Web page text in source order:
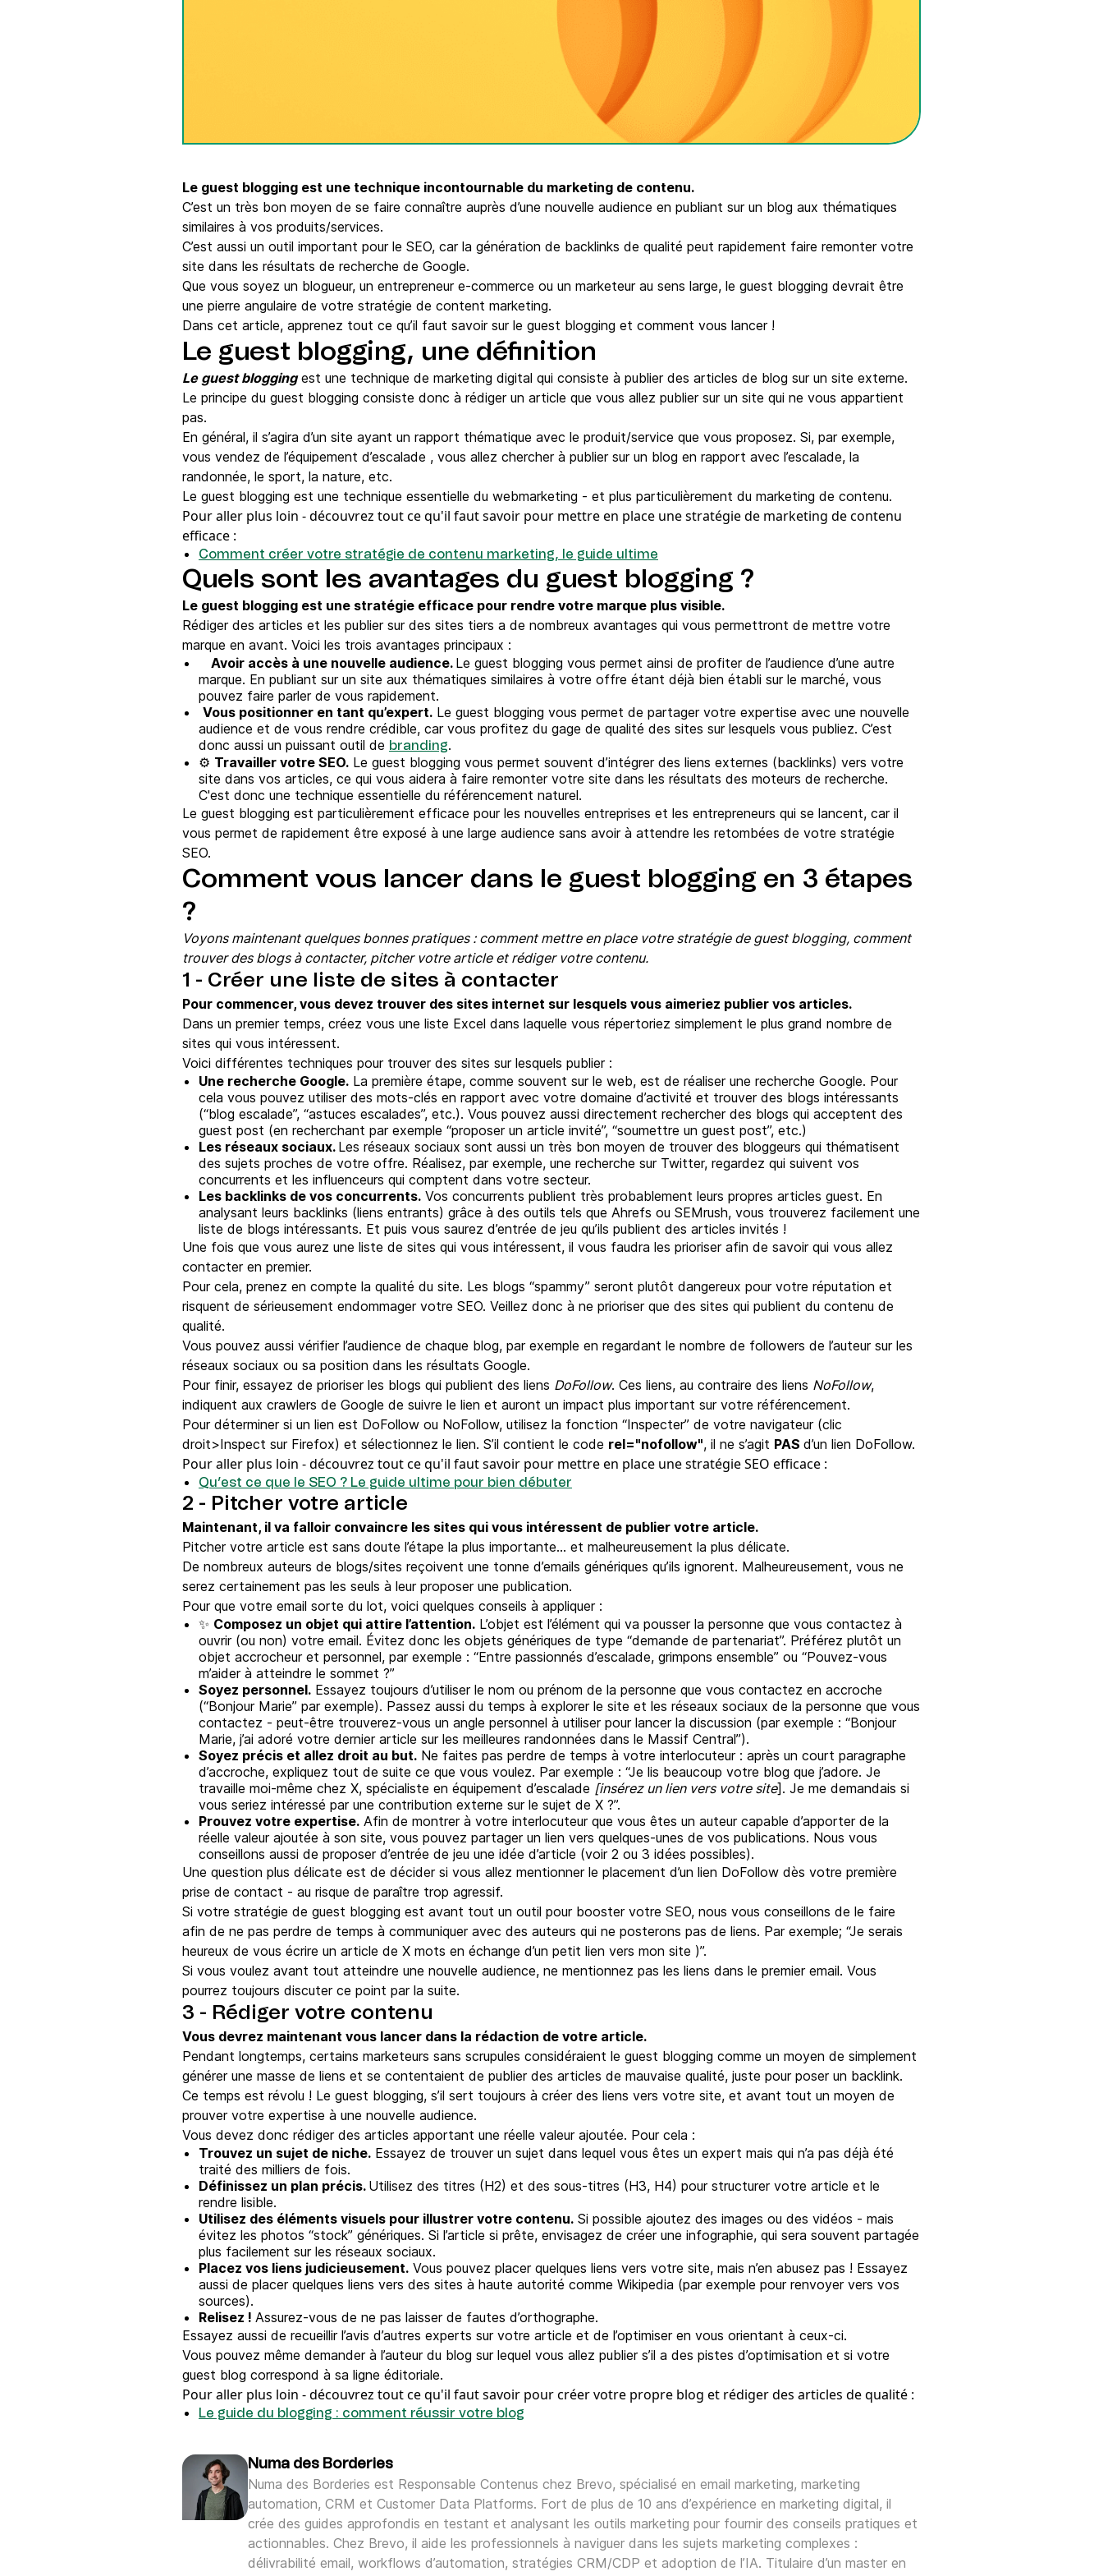
Le guest blogging est une technique incontournable du marketing de contenu.
C’est un très bon moyen de se faire connaître auprès d’une nouvelle audience en publiant sur un blog aux thématiques
similaires à vos produits/services.
C’est aussi un outil important pour le SEO, car la génération de backlinks de qualité peut rapidement faire remonter votre
site dans les résultats de recherche de Google.
Que vous soyez un blogueur, un entrepreneur e-commerce ou un marketeur au sens large, le guest blogging devrait être
une pierre angulaire de votre stratégie de content marketing.
Dans cet article, apprenez tout ce qu’il faut savoir sur le guest blogging et comment vous lancer !
Le guest blogging, une définition
Le guest bloggingest une technique de marketing digital qui consiste à publier des articles de blog sur un site externe.
Le principe du guest blogging consiste donc à rédiger un article que vous allez publier sur un site qui ne vous appartient
pas.
En général, il s’agira d’un site ayant un rapport thématique avec le produit/service que vous proposez. Si, par exemple,
vous vendez de l’équipement d’escalade , vous allez chercher à publier sur un blog en rapport avec l’escalade, la
randonnée, le sport, la nature, etc.
Le guest blogging est une technique essentielle du webmarketing - et plus particulièrement du marketing de contenu.
Pour aller plus loin -découvrez tout ce qu'il faut savoir pour mettre en place une stratégie de marketing de contenu
efficace :
Comment créer votre stratégie de contenu marketing, le guide ultime
Quels sont les avantages du guest blogging ?
Le guest blogging est une stratégie efficace pour rendre votre marque plus visible.
Rédiger des articles et les publier sur des sites tiers a de nombreux avantages qui vous permettront de mettre votre
marque en avant. Voici les trois avantages principaux :
Avoir accès à une nouvelle audience. Le guest blogging vous permet ainsi de profiter de l’audience d’une autre
marque. En publiant sur un site aux thématiques similaires à votre offre étant déjà bien établi sur le marché, vous
pouvez faire parler de vous rapidement.
Vous positionner en tant qu’expert. Le guest blogging vous permet de partager votre expertise avec une nouvelle
audience et de vous rendre crédible, car vous profitez du gage de qualité des sites sur lesquels vous publiez. C’est
donc aussi un puissant outil de branding.
⚙️ Travailler votre SEO. Le guest blogging vous permet souvent d’intégrer des liens externes (backlinks) vers votre
site dans vos articles, ce qui vous aidera à faire remonter votre site dans les résultats des moteurs de recherche.
C'est donc une technique essentielle du référencement naturel.
Le guest blogging est particulièrement efficace pour les nouvelles entreprises et les entrepreneurs qui se lancent, car il
vous permet de rapidement être exposé à une large audience sans avoir à attendre les retombées de votre stratégie
SEO.
Comment vous lancer dans le guest blogging en 3 étapes
?
Voyons maintenant quelques bonnes pratiques : comment mettre en place votre stratégie de guest blogging, comment
trouver des blogs à contacter, pitcher votre article et rédiger votre contenu.
1 - Créer une liste de sites à contacter
Pour commencer, vous devez trouver des sites internet sur lesquels vous aimeriez publier vos articles.
Dans un premier temps, créez vous une liste Excel dans laquelle vous répertoriez simplement le plus grand nombre de
sites qui vous intéressent.
Voici différentes techniques pour trouver des sites sur lesquels publier :
Une recherche Google. La première étape, comme souvent sur le web, est de réaliser une recherche Google. Pour
cela vous pouvez utiliser des mots-clés en rapport avec votre domaine d’activité et trouver des blogs intéressants
(“blog escalade”, “astuces escalades”, etc.). Vous pouvez aussi directement rechercher des blogs qui acceptent des
guest post (en recherchant par exemple “proposer un article invité”, “soumettre un guest post”, etc.)
Les réseaux sociaux. Les réseaux sociaux sont aussi un très bon moyen de trouver des bloggeurs qui thématisent
des sujets proches de votre offre. Réalisez, par exemple, une recherche sur Twitter, regardez qui suivent vos
concurrents et les influenceurs qui comptent dans votre secteur.
Les backlinks de vos concurrents. Vos concurrents publient très probablement leurs propres articles guest. En
analysant leurs backlinks (liens entrants) grâce à des outils tels que Ahrefs ou SEMrush, vous trouverez facilement une
liste de blogs intéressants. Et puis vous saurez d’entrée de jeu qu’ils publient des articles invités !
Une fois que vous aurez une liste de sites qui vous intéressent, il vous faudra les prioriser afin de savoir qui vous allez
contacter en premier.
Pour cela, prenez en compte la qualité du site. Les blogs “spammy” seront plutôt dangereux pour votre réputation et
risquent de sérieusement endommager votre SEO. Veillez donc à ne prioriser que des sites qui publient du contenu de
qualité.
Vous pouvez aussi vérifier l’audience de chaque blog, par exemple en regardant le nombre de followers de l’auteur sur les
réseaux sociaux ou sa position dans les résultats Google.
Pour finir, essayez de prioriser les blogs qui publient des liens DoFollow. Ces liens, au contraire des liens NoFollow,
indiquent aux crawlers de Google de suivre le lien et auront un impact plus important sur votre référencement.
Pour déterminer si un lien est DoFollow ou NoFollow, utilisez la fonction “Inspecter” de votre navigateur (clic
droit>Inspect sur Firefox) et sélectionnez le lien. S’il contient le code rel="nofollow", il ne s’agit PAS d’un lien DoFollow.
Pour aller plus loin -découvrez tout ce qu'il faut savoir pour mettre en place une stratégie SEO efficace :
Qu’est ce que le SEO ? Le guide ultime pour bien débuter
2 - Pitcher votre article
Maintenant, il va falloir convaincre les sites qui vous intéressent de publier votre article.
Pitcher votre article est sans doute l’étape la plus importante… et malheureusement la plus délicate.
De nombreux auteurs de blogs/sites reçoivent une tonne d’emails génériques qu’ils ignorent. Malheureusement, vous ne
serez certainement pas les seuls à leur proposer une publication.
Pour que votre email sorte du lot, voici quelques conseils à appliquer :
✨ Composez un objet qui attire l’attention. L’objet est l’élément qui va pousser la personne que vous contactez à
ouvrir (ou non) votre email. Évitez donc les objets génériques de type “demande de partenariat”. Préférez plutôt un
objet accrocheur et personnel, par exemple : “Entre passionnés d’escalade, grimpons ensemble” ou “Pouvez-vous
m’aider à atteindre le sommet ?”
Soyez personnel. Essayez toujours d’utiliser le nom ou prénom de la personne que vous contactez en accroche
(“Bonjour Marie” par exemple). Passez aussi du temps à explorer le site et les réseaux sociaux de la personne que vous
contactez - peut-être trouverez-vous un angle personnel à utiliser pour lancer la discussion (par exemple : “Bonjour
Marie, j’ai adoré votre dernier article sur les meilleures randonnées dans le Massif Central”).
Soyez précis et allez droit au but. Ne faites pas perdre de temps à votre interlocuteur : après un court paragraphe
d’accroche, expliquez tout de suite ce que vous voulez. Par exemple : “Je lis beaucoup votre blog que j’adore. Je
travaille moi-même chez X, spécialiste en équipement d’escalade [insérez un lien vers votre site]. Je me demandais si
vous seriez intéressé par une contribution externe sur le sujet de X ?”.
Prouvez votre expertise. Afin de montrer à votre interlocuteur que vous êtes un auteur capable d’apporter de la
réelle valeur ajoutée à son site, vous pouvez partager un lien vers quelques-unes de vos publications. Nous vous
conseillons aussi de proposer d’entrée de jeu une idée d’article (voir 2 ou 3 idées possibles).
Une question plus délicate est de décider si vous allez mentionner le placement d’un lien DoFollow dès votre première
prise de contact - au risque de paraître trop agressif.
Si votre stratégie de guest blogging est avant tout un outil pour booster votre SEO, nous vous conseillons de le faire
afin de ne pas perdre de temps à communiquer avec des auteurs qui ne posterons pas de liens. Par exemple; “Je serais
heureux de vous écrire un article de X mots en échange d’un petit lien vers mon site )”.
Si vous voulez avant tout atteindre une nouvelle audience, ne mentionnez pas les liens dans le premier email. Vous
pourrez toujours discuter ce point par la suite.
3 - Rédiger votre contenu
Vous devrez maintenant vous lancer dans la rédaction de votre article.
Pendant longtemps, certains marketeurs sans scrupules considéraient le guest blogging comme un moyen de simplement
générer une masse de liens et se contentaient de publier des articles de mauvaise qualité, juste pour poser un backlink.
Ce temps est révolu ! Le guest blogging, s’il sert toujours à créer des liens vers votre site, et avant tout un moyen de
prouver votre expertise à une nouvelle audience.
Vous devez donc rédiger des articles apportant une réelle valeur ajoutée. Pour cela :
Trouvez un sujet de niche. Essayez de trouver un sujet dans lequel vous êtes un expert mais qui n’a pas déjà été
traité des milliers de fois.
Définissez un plan précis. Utilisez des titres (H2) et des sous-titres (H3, H4) pour structurer votre article et le
rendre lisible.
Utilisez des éléments visuels pour illustrer votre contenu. Si possible ajoutez des images ou des vidéos - mais
évitez les photos “stock” génériques. Si l’article si prête, envisagez de créer une infographie, qui sera souvent partagée
plus facilement sur les réseaux sociaux.
Placez vos liens judicieusement. Vous pouvez placer quelques liens vers votre site, mais n’en abusez pas ! Essayez
aussi de placer quelques liens vers des sites à haute autorité comme Wikipedia (par exemple pour renvoyer vers vos
sources).
Relisez ! Assurez-vous de ne pas laisser de fautes d’orthographe.
Essayez aussi de recueillir l’avis d’autres experts sur votre article et de l’optimiser en vous orientant à ceux-ci.
Vous pouvez même demander à l’auteur du blog sur lequel vous allez publier s’il a des pistes d’optimisation et si votre
guest blog correspond à sa ligne éditoriale.
Pour aller plus loin -découvrez tout ce qu'il faut savoir pour créer votre propre blog et rédiger des articles de qualité :
Le guide du blogging : comment réussir votre blog
Numa des Borderies
Numa des Borderies est Responsable Contenus chez Brevo, spécialisé en email marketing, marketing
automation, CRM et Customer Data Platforms. Fort de plus de 10 ans d’expérience en marketing digital, il
crée des guides approfondis en testant et analysant les outils marketing pour fournir des conseils pratiques et
actionnables. Chez Brevo, il aide les professionnels à naviguer dans les sujets marketing complexes :
délivrabilité email, workflows d’automation, stratégies CRM/CDP et adoption de l’IA. Titulaire d’un master en